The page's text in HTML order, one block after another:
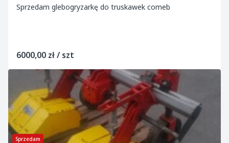
Sprzedam glebogryzarkę do truskawek comeb
6000,00 zł / szt
Sprzedam